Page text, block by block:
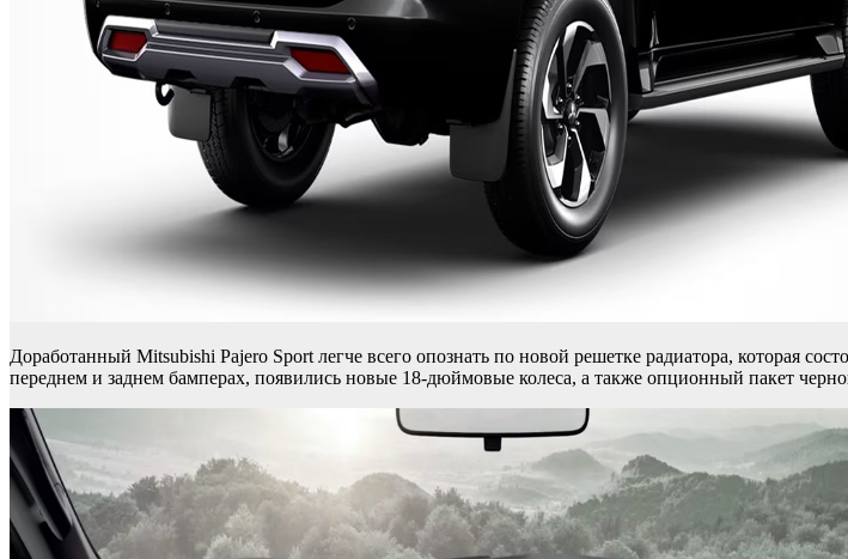
Доработанный Mitsubishi Pajero Sport легче всего опознать по новой решетке радиатора, которая
переднем и заднем бамперах, появились новые 18-дюймовые колеса, а также опционный пакет